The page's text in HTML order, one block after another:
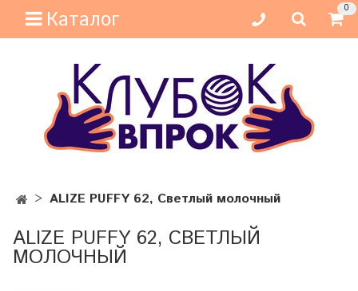
Каталог 0
ALIZE PUFFY 62, Светлый молочный
ALIZE PUFFY 62, СВЕТЛЫЙ
МОЛОЧНЫЙ